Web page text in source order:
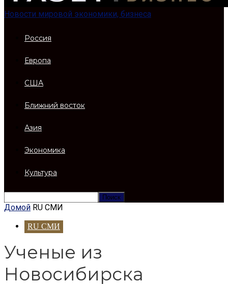
Новости мировой экономики, бизнеса
Россия
Европа
США
Ближний восток
Азия
Экономика
Культура
Домой RU СМИ
RU СМИ
Ученые из
Новосибирска